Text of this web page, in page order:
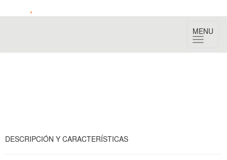
Toggle
navigation
MENU
DESCRIPCIÓN Y CARACTERÍSTICAS